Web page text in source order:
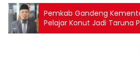
Pemkab Gandeng
Pelajar Konut Jadi Taruna
dan Perikanan